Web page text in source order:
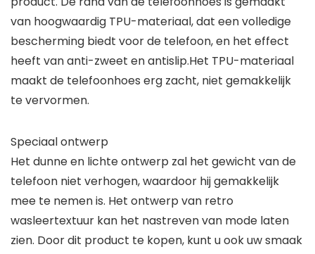
van hoogwaardig TPU-materiaal, dat een volledige
bescherming biedt voor de telefoon, en het effect
heeft van anti-zweet en antislip.Het TPU-materiaal
maakt de telefoonhoes erg zacht, niet gemakkelijk
te vervormen.
Speciaal ontwerp
Het dunne en lichte ontwerp zal het gewicht van de
telefoon niet verhogen, waardoor hij gemakkelijk
mee te nemen is. Het ontwerp van retro
wasleertextuur kan het nastreven van mode laten
zien. Door dit product te kopen, kunt u ook uw smaak